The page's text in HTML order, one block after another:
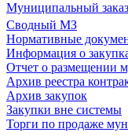
Муниципальный заказ
Сводный МЗ
Нормативные
Информация о
Отчет о размещении
Архив реестра
Архив закупок
Закупки вне системы
Торги по продаже